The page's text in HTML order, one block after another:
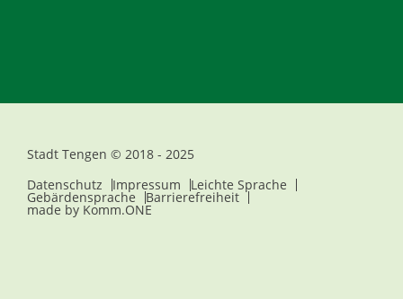
Stadt Tengen © 2018 - 2025
Datenschutz
Impressum Leichte Sprache
Gebärdensprache Barrierefreiheit
made by Komm.ONE